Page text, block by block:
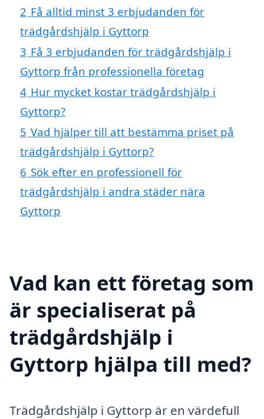
2 Få alltid minst 3 erbjudanden för
trädgårdshjälp i Gyttorp
3 Få 3 erbjudanden för trädgårdshjälp i
Gyttorp från professionella företag
4 Hur mycket kostar trädgårdshjälp i
Gyttorp?
5 Vad hjälper till att bestämma priset på
trädgårdshjälp i Gyttorp?
6 Sök efter en professionell för
trädgårdshjälp i andra städer nära
Gyttorp
Vad kan ett företag som
är specialiserat på
trädgårdshjälp i
Gyttorp hjälpa till med?
Trädgårdshjälp i Gyttorp är en värdefull